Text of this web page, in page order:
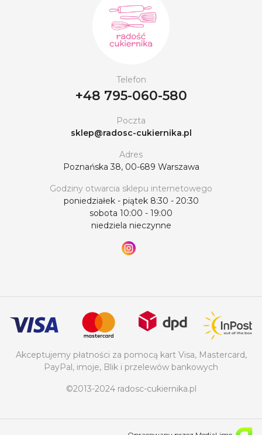
Telefon
+48 795-060-580
Poczta
sklep@radosc-cukiernika.pl
Adres
Poznańska 38, 00-689 Warszawa
Godziny otwarcia sklepu internetowego
poniedziałek - piątek 8:30 - 20:30
sobota 10:00 - 19:00
niedziela nieczynne
Akceptujemy płatności za pomocą kart Visa, Mastercard,
PayPal, imoje, Blik i przelewów bankowych
©2013-2024 radosc-cukiernika.pl